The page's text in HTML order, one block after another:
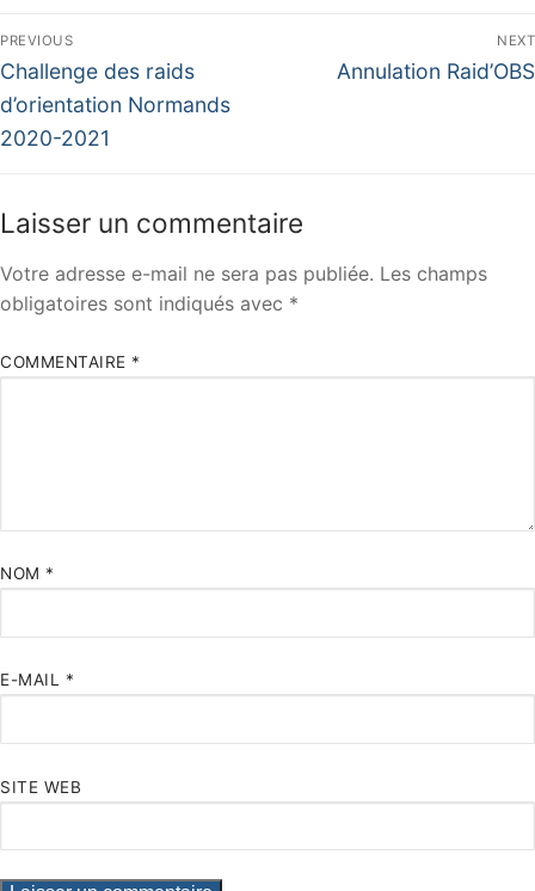
Navigation
de
l’article
PREVIOUS
Previous
post:
Challenge des raids
d’orientation Normands
2020-2021
NEXT
Next
Annulation Raid’OBS
Laisser un commentaire
Votre adresse e-mail ne sera pas publiée. Les champs
obligatoires sont indiqués avec *
COMMENTAIRE *
NOM *
E-MAIL *
SITE WEB